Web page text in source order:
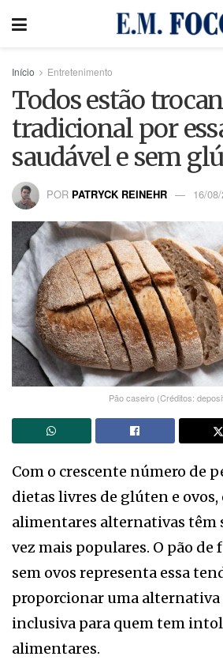
Início Entretenimento
Todos estão
tradicional por
saudável e sem
POR PATRYCK REINEHR 16/
Pão caseiro (Créditos:
Com o crescente número de
dietas livres de glúten e ovos,
alimentares alternativas têm
vez mais populares. O pão de
sem ovos representa essa
proporcionar uma alternativa
inclusiva para quem tem
alimentares.